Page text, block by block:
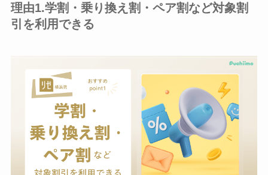
理由1.学割・乗り換え割・ペア割など対象割
引を利用できる